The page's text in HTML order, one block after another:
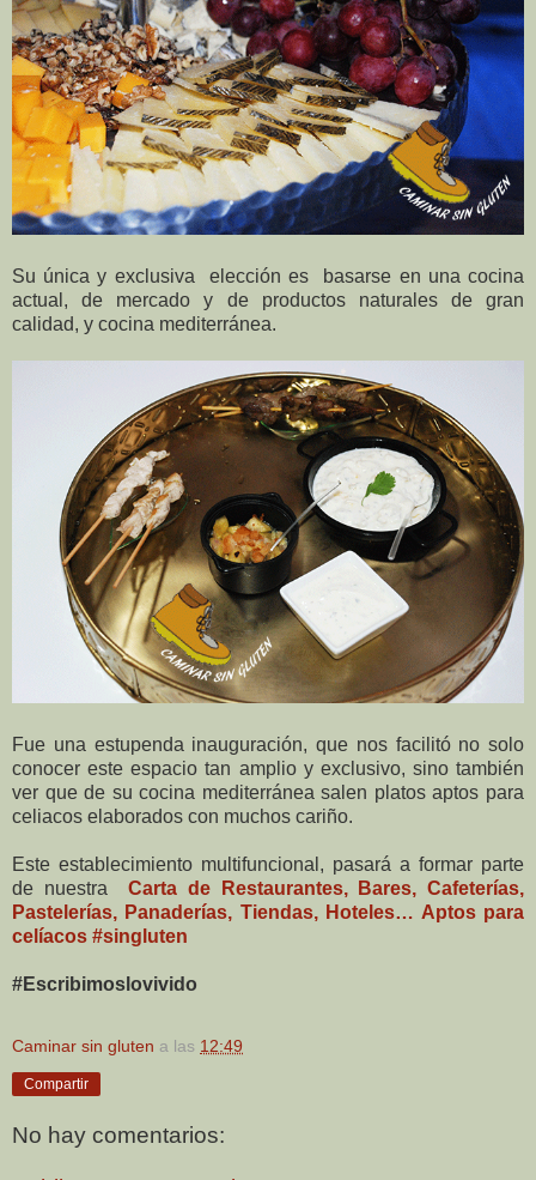
Su única y exclusiva elección es basarse en una cocina
actual, de mercado y de productos naturales de gran
calidad, y cocina mediterránea.
Fue una estupenda inauguración, que nos facilitó no solo
conocer este espacio tan amplio y exclusivo, sino también
ver que de su cocina mediterránea salen platos aptos para
celiacos elaborados con muchos cariño.
Este establecimiento multifuncional, pasará a formar parte
de nuestraCarta de Restaurantes, Bares, Cafeterías,
Pastelerías, Panaderías, Tiendas, Hoteles… Aptos para
celíacos #singluten
#Escribimoslovivido
Caminar sin gluten a las 12:49
Compartir
No hay comentarios: